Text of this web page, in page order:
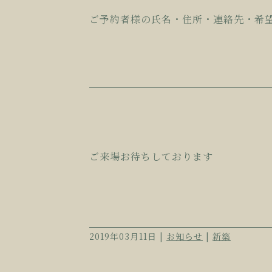
ご予約者様の氏名・住所・連絡先・希
ご来場お待ちしております
2019年03月11日 | お知らせ |新築